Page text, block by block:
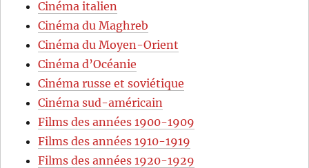
Cinéma italien
Cinéma du Maghreb
Cinéma du Moyen-Orient
Cinéma d’Océanie
Cinéma russe et soviétique
Cinéma sud-américain
Films des années 1900-1909
Films des années 1910-1919
Films des années 1920-1929